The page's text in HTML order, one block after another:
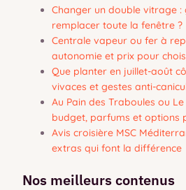
Changer un double vitrage
remplacer toute la fenêtre ?
Centrale vapeur ou fer à
autonomie et prix pour
Que planter en juillet-août
vivaces et gestes anti-
Au Pain des Traboules ou
budget, parfums et options
Avis croisière MSC
extras qui font la différence
Nos meilleurs contenus